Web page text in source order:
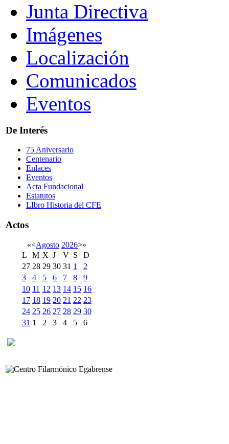
Junta Directiva
Imágenes
Localización
Comunicados
Eventos
De Interés
75 Aniversario
Centenario
Enlaces
Eventos
Acta Fundacional
Estatutos
LIbro Historia del CFE
Actos
«<Agosto 2026>»
L
M X J V S
D
27 28 29 30 31 1
2
3
4 5 6 7 8
9
10 11 12 13 14 15 16
17 18 19 20 21 22 23
24 25 26 27 28 29 30
31 1 2 3 4 5 6